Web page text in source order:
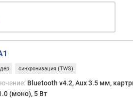
синхронизация (TWS)
Bluetooth v4.2, Aux 3.5 мм,
(моно), 5 Вт